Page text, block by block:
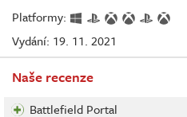
Platformy:
Vydání: 19. 11. 2021
Naše recenze
Battlefield Portal